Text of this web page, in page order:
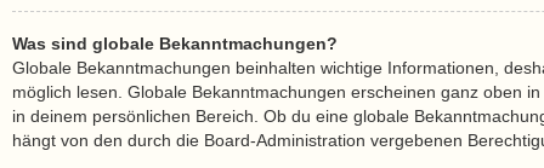
Was sind globale Bekanntmachungen?
Globale Bekanntmachungen beinhalten wichtige Informationen,
möglich lesen. Globale Bekanntmachungen erscheinen ganz oben
in deinem persönlichen Bereich. Ob du eine globale
hängt von den durch die Board-Administration vergebenen